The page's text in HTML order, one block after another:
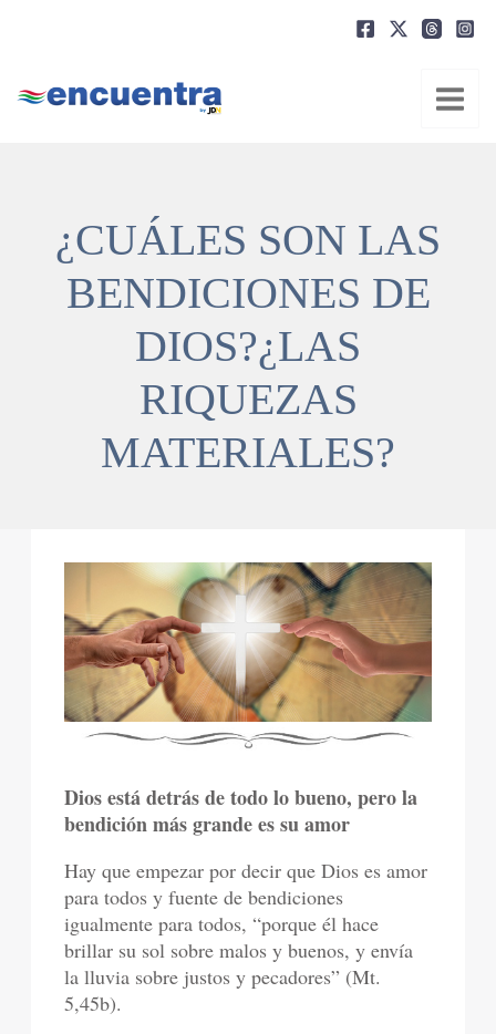
¿CUÁLES SON LAS
BENDICIONES DE
DIOS?¿LAS
RIQUEZAS
MATERIALES?
Dios está detrás de todo lo bueno, pero la
bendición más grande es su amor
Hay que empezar por decir que Dios es amor
para todos y fuente de bendiciones
igualmente para todos, “porque él hace
brillar su sol sobre malos y buenos, y envía
la lluvia sobre justos y pecadores” (Mt.
5,45b).